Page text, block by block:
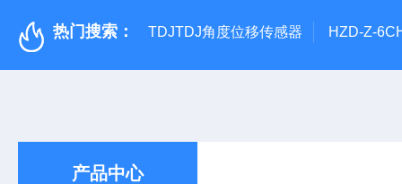
热门搜索： TDJTDJ角度位移传感器 HZD-Z-
产品中心